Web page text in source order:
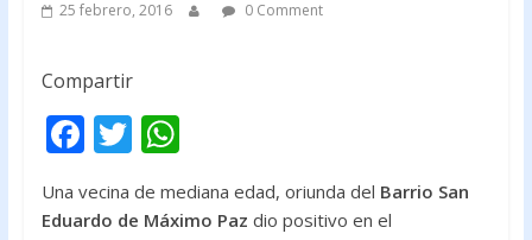
25 febrero, 2016 0 Comment
Compartir
F
e
T
w
itt
W
h
at
Una vecina de mediana edad, oriunda del Barrio San
Eduardo de Máximo Paz dio positivo en el